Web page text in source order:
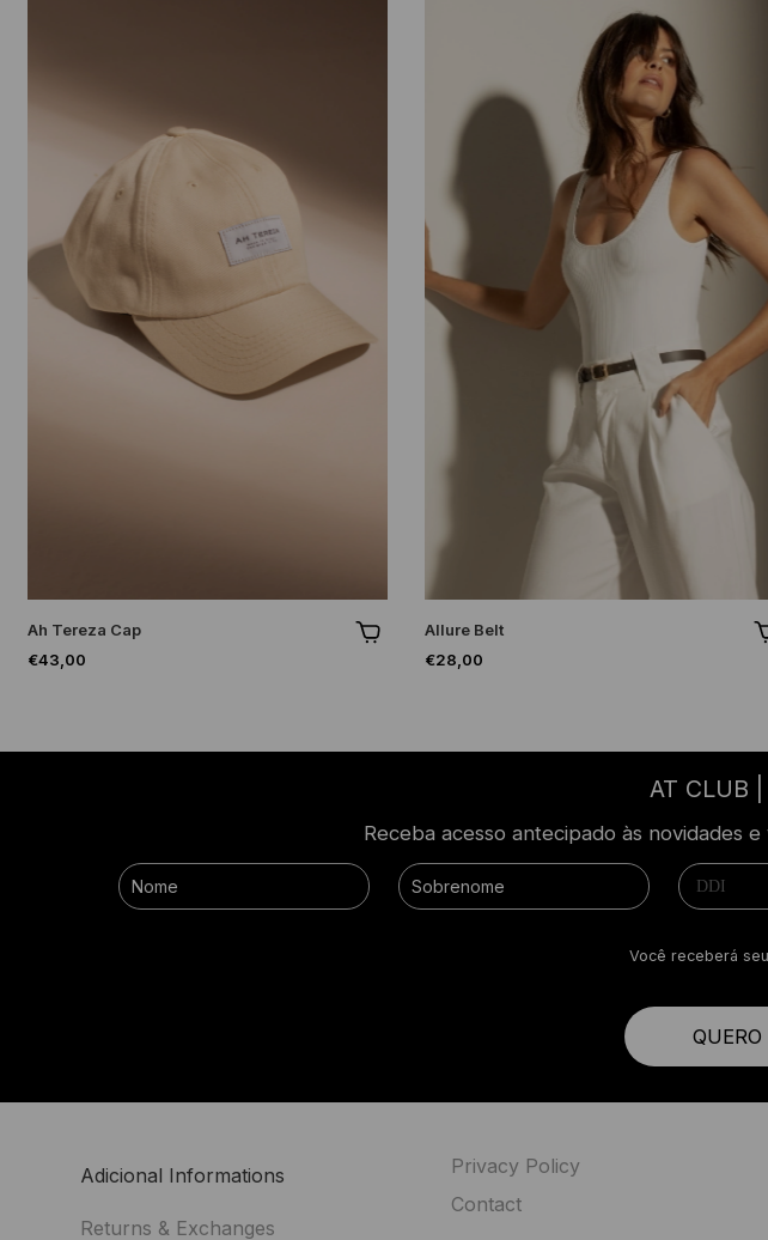
Ah Tereza Cap
€43,00
Allure Belt
€28,00
AT CLUB
Receba acesso antecipado às novidades
Você receberá
Adicional Informations
Returns & Exchanges
Privacy Policy
Contact